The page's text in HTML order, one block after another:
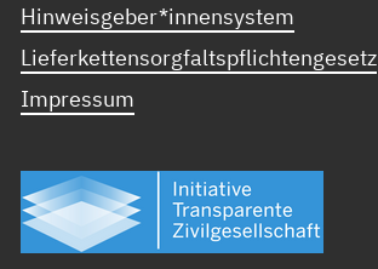
Hinweisgeber*innensystem
Lieferkettensorgfaltspflichtengesetz
Impressum